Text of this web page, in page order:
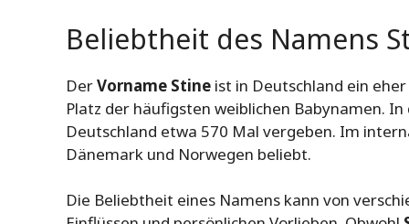
Beliebtheit des Namens
DerVorname Stine ist in Deutschland ein
Platz der häufigsten weiblichen Babynamen.
Deutschland etwa 570 Mal vergeben. Im
Dänemark und Norwegen beliebt.
Die Beliebtheit eines Namens kann von